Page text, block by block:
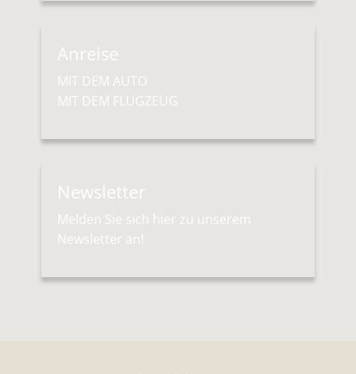
Anreise
MIT DEM AUTO
MIT DEM FLUGZEUG
Newsletter
Melden Sie sich hier zu unserem
Newsletter an!